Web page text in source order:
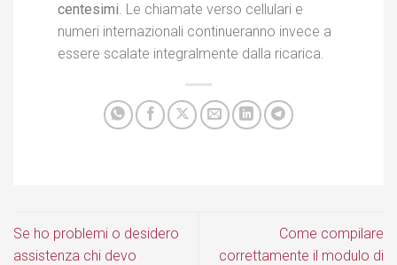
centesimi. Le chiamate verso cellulari e
numeri internazionali continueranno invece a
essere scalate integralmente dalla ricarica.
Se ho problemi o desidero
assistenza chi devo
Come compilare
correttamente il modulo di